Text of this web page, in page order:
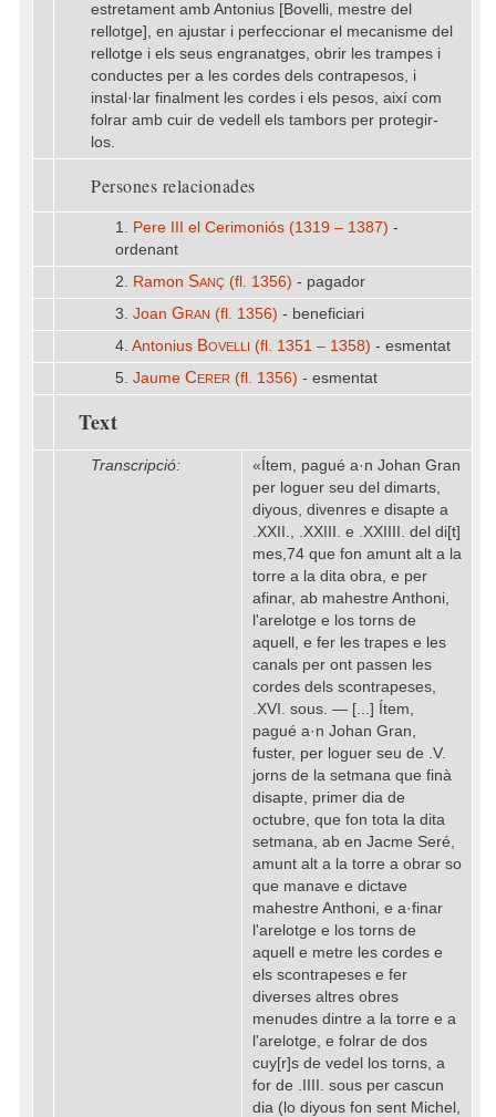
estretament amb Antonius [Bovelli, mestre del
rellotge], en ajustar i perfeccionar el mecanisme del
rellotge i els seus engranatges, obrir les trampes i
conductes per a les cordes dels contrapesos, i
instal·lar finalment les cordes i els pesos, així com
folrar amb cuir de vedell els tambors per protegir-
los.
Persones relacionades
1. Pere III el Cerimoniós (1319 – 1387) -
ordenant
2. Ramon Sanç (fl. 1356) - pagador
3. Joan Gran (fl. 1356) - beneficiari
4. Antonius Bovelli (fl. 1351 – 1358) - esmentat
5. Jaume Cerer (fl. 1356) - esmentat
Text
Transcripció:
«Ítem, pagué a·n Johan Gran
per loguer seu del dimarts,
diyous, divenres e disapte a
.XXII., .XXIII. e .XXIIII. del di[t]
mes,74 que fon amunt alt a la
torre a la dita obra, e per
afinar, ab mahestre Anthoni,
l'arelotge e los torns de
aquell, e fer les trapes e les
canals per ont passen les
cordes dels scontrapeses,
.XVI. sous. — [...] Ítem,
pagué a·n Johan Gran,
fuster, per loguer seu de .V.
jorns de la setmana que finà
disapte, primer dia de
octubre, que fon tota la dita
setmana, ab en Jacme Seré,
amunt alt a la torre a obrar so
que manave e dictave
mahestre Anthoni, e a·finar
l'arelotge e los torns de
aquell e metre les cordes e
els scontrapeses e fer
diverses altres obres
menudes dintre a la torre e a
l'arelotge, e folrar de dos
cuy[r]s de vedel los torns, a
for de .IIII. sous per cascun
dia (lo diyous fon sent Michel,